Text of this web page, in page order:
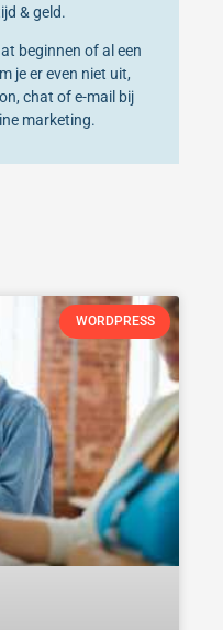
& geld.
beginnen of al een
je er even niet uit,
chat of e-mail bij
marketing.
WORDPRESS